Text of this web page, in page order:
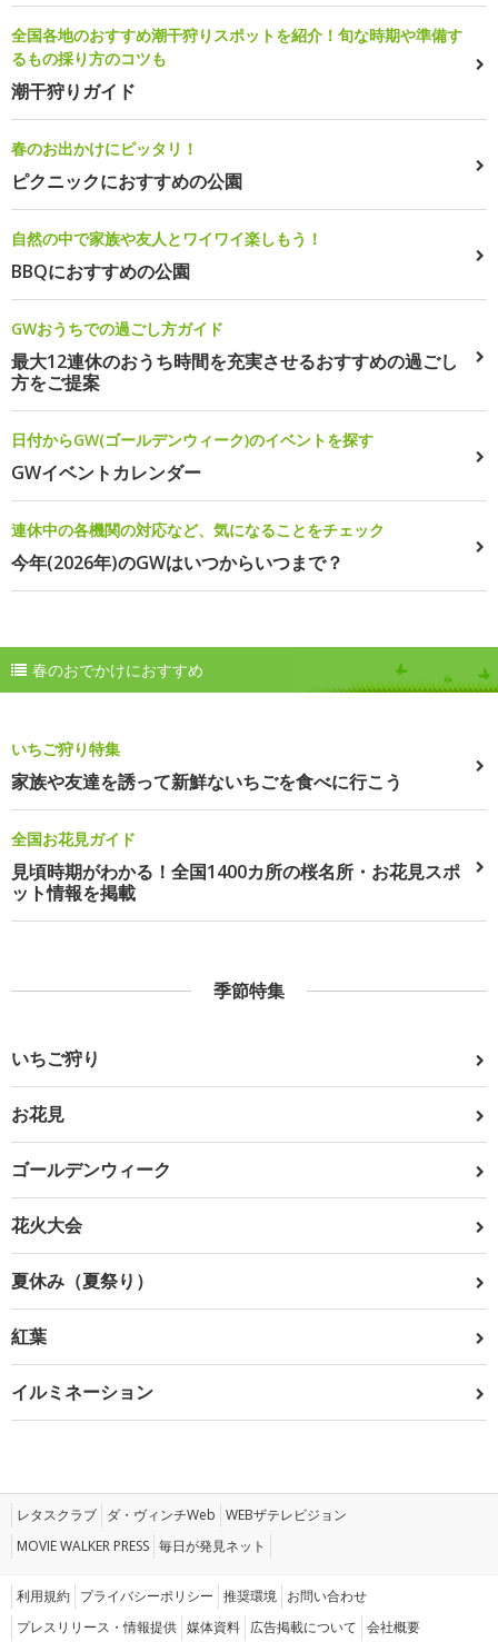
全国各地のおすすめ潮干狩りスポットを紹介！旬な時期や準備す
るもの採り方のコツも
潮干狩りガイド
春のお出かけにピッタリ！
ピクニックにおすすめの公園
自然の中で家族や友人とワイワイ楽しもう！
BBQにおすすめの公園
GWおうちでの過ごし方ガイド
最大12連休のおうち時間を充実させるおすすめの過ごし
方をご提案
日付からGW(ゴールデンウィーク)のイベントを探す
GWイベントカレンダー
連休中の各機関の対応など、気になることをチェック
今年(2026年)のGWはいつからいつまで？
春のおでかけにおすすめ
いちご狩り特集
家族や友達を誘って新鮮ないちごを食べに行こう
全国お花見ガイド
見頃時期がわかる！全国1400カ所の桜名所・お花見スポ
ット情報を掲載
季節特集
いちご狩り
お花見
ゴールデンウィーク
花火大会
夏休み（夏祭り）
紅葉
イルミネーション
レタスクラブ ダ・ヴィンチWeb WEBザテレビジョン
MOVIE WALKER PRESS 毎日が発見ネット
利用規約 プライバシーポリシー 推奨環境 お問い合わせ
プレスリリース・情報提供 媒体資料 広告掲載について 会社概要